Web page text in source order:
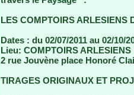
LES COMPTOIRS ARLESIENS
Dates : du 02/07/2011 au 02/10/
Lieu: COMPTOIRS ARLESIENS
2 rue Jouvène place Honoré
TIRAGES ORIGINAUX ET